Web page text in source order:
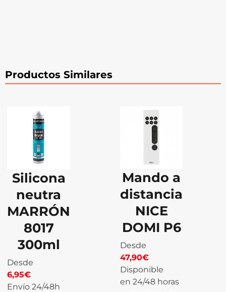
Productos Similares
Silicona
neutra
MARRÓN
8017
300ml
Desde
6,95€
Envío 24/48h
Mando a
distancia
NICE
DOMI P6
Desde
47,90€
Disponible
en 24/48 horas